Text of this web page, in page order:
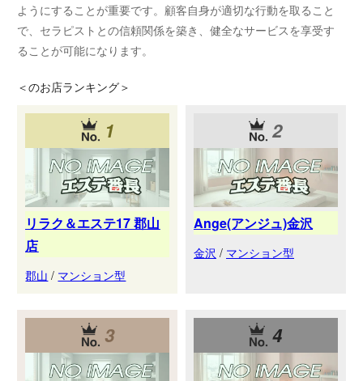
ようにすることが重要です。顧客自身が適切な行動を取ること
で、セラピストとの信頼関係を築き、健全なサービスを享受す
ることが可能になります。
＜のお店ランキング＞
1
リラク＆エステ17 郡山
店
郡山 / マンション型
2
Ange(アンジュ)金沢
金沢 / マンション型
3 4